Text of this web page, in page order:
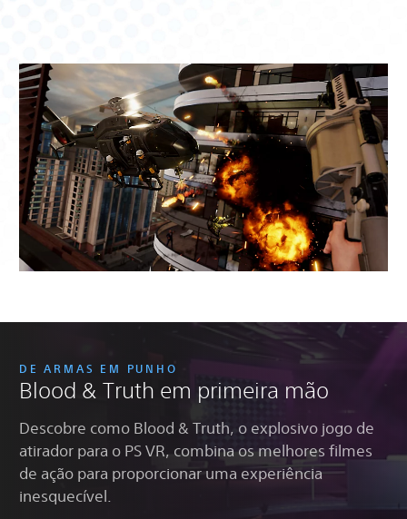
DE ARMAS EM PUNHO
Blood & Truth em primeira mão
Descobre como Blood & Truth, o explosivo jogo de
atirador para o PS VR, combina os melhores filmes
de ação para proporcionar uma experiência
inesquecível.